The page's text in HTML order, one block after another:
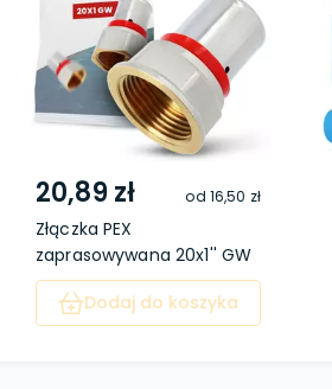
20,89 zł od 16,50 zł
Złączka PEX
zaprasowywana 20x1'' GW
Dodaj do koszyka